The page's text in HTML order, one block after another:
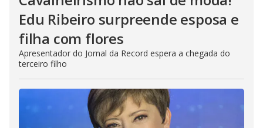
Edu Ribeiro surpreende esposa e
filha com flores
Apresentador do Jornal da Record espera a chegada do
terceiro filho